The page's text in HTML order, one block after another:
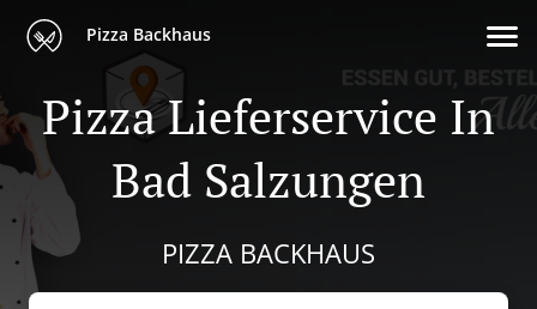
Pizza Backhaus
Pizza Lieferservice In
Bad Salzungen
PIZZA BACKHAUS